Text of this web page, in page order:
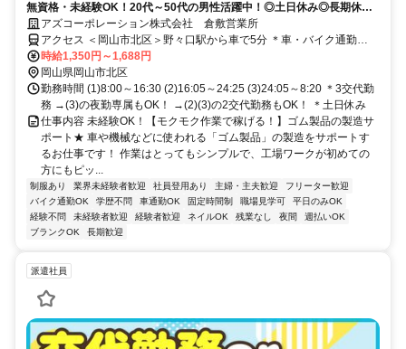
無資格・未経験OK！20代～50代の男性活躍中！◎土日休み◎長期休暇
有◎週払いOK◎
アズコーポレーション株式会社 倉敷営業所
アクセス ＜岡山市北区＞野々口駅から車で5分 ＊車・バイク通勤
OK（駐車場あり）
時給1,350円～1,688円
岡山県岡山市北区
勤務時間 (1)8:00～16:30 (2)16:05～24:25 (3)24:05～8:20 ＊3交代勤
務 →(3)の夜勤専属もOK！ →(2)(3)の2交代勤務もOK！ ＊土日休み
仕事内容 未経験OK！【モクモク作業で稼げる！】ゴム製品の製造サ
ポート★ 車や機械などに使われる「ゴム製品」の製造をサポートす
るお仕事です！ 作業はとってもシンプルで、工場ワークが初めての
方にもピッ...
制服あり 業界未経験者歓迎 社員登用あり 主婦・主夫歓迎
フリーター歓迎
バイク通勤OK
学歴不問 車通勤OK 固定時間制 職場見学可
平日のみOK
経験不問
未経験者歓迎 経験者歓迎 ネイルOK 残業なし 夜間
週払いOK
ブランクOK
長期歓迎
派遣社員